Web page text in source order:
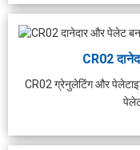
CR02
CR02 ग्रेनुलेटिंग और